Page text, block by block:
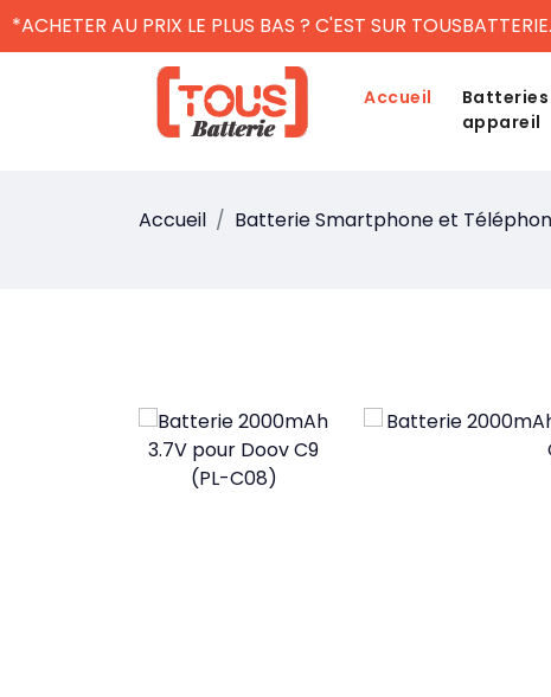
*ACHETER AU PRIX LE PLUS BAS ? C'EST SUR
Accueil
appareil
Accueil Batterie Smartphone et